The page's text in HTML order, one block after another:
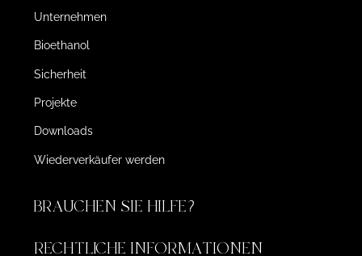
Unternehmen
Bioethanol
Sicherheit
Projekte
Downloads
Wiederverkäufer werden
BRAUCHEN SIE HILFE?
RECHTLICHE INFORMATIONEN